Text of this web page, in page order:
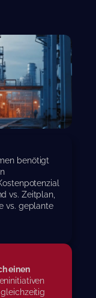
benötigt
vs. Zeitplan,
vs. geplante
einen